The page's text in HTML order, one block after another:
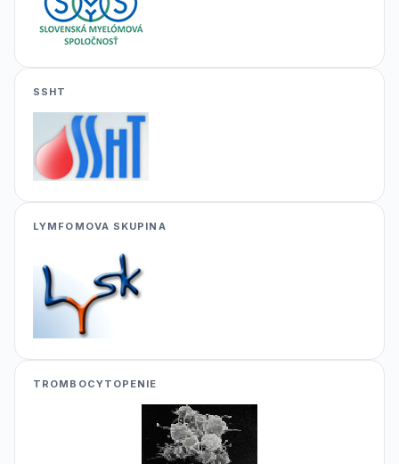
SSHT
LYMFOMOVA SKUPINA
TROMBOCYTOPENIE